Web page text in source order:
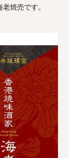
焼売です。